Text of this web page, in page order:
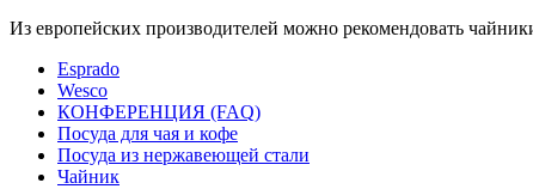
Из европейских производителей можно рекомендовать
Esprado
Wesco
КОНФЕРЕНЦИЯ (FAQ)
Посуда для чая и кофе
Посуда из нержавеющей стали
Чайник